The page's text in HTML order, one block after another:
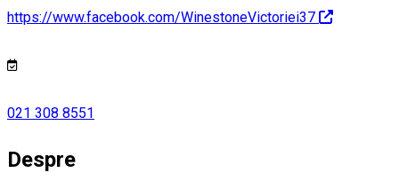
https://www.facebook.com/WinestoneVictoriei37
021 308 8551
Despre